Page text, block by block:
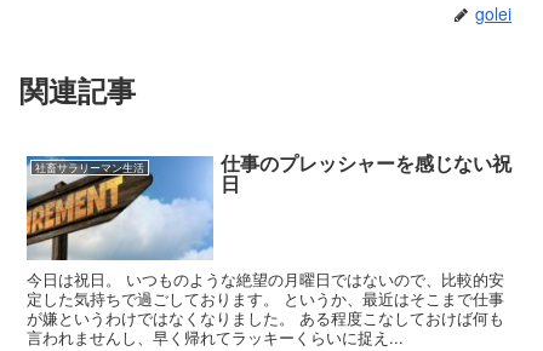
golei
関連記事
社畜サラリーマン生活 仕事のプレッシャーを感じない祝
日
今日は祝日。 いつものような絶望の月曜日ではないので、比較的安
定した気持ちで過ごしております。 というか、最近はそこまで仕事
が嫌というわけではなくなりました。 ある程度こなしておけば何も
言われませんし、早く帰れてラッキーくらいに捉え...